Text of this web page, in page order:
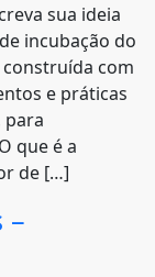
sua ideia
incubação do
com
e práticas
para
que é a
de […]
–